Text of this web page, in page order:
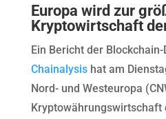
Europa wird zur
Kryptowirtschaft
Ein Bericht der
Chainalysishat am
Nord- und Westeuropa
Kryptowährungswirtschaft